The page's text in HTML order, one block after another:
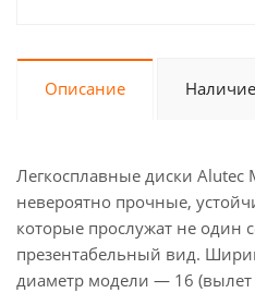
Описание Наличие
Легкосплавные диски
невероятно прочные,
которые прослужат не один
презентабельный вид.
диаметр модели — 16